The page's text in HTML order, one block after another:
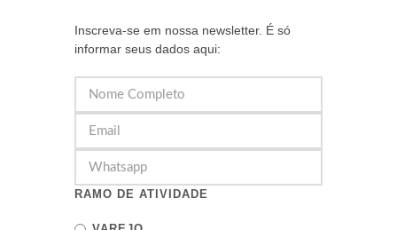
Inscreva-se em nossa newsletter. É só
informar seus dados aqui:
RAMO DE ATIVIDADE